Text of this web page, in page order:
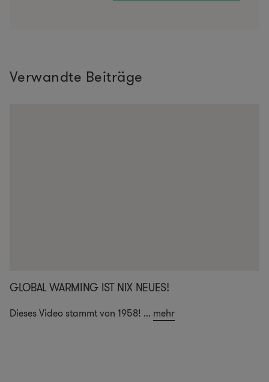
Verwandte Beiträge
GLOBAL WARMING IST NIX NEUES!
Dieses Video stammt von 1958! ... mehr